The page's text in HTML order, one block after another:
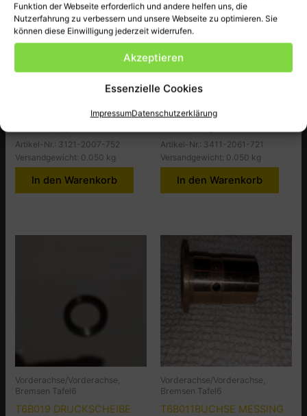
Funktion der Webseite erforderlich und andere helfen uns, die
Nutzerfahrung zu verbessern und unsere Webseite zu optimieren. Sie
können diese Einwilligung jederzeit widerrufen.
Akzeptieren
Essenzielle Cookies
ImpressumDatenschutzerklärung
Vorderachse/Vorderachse,
T6B003 GUMMIBUCHSE
Artikel-Nr.: 3121-2007-752
Versandgewicht: 0.050 kg
In den Warenkorb
T6B074
FEDERHALTEBLECH
4,10€
Artikel-Nr.: 3411-2061-721
Versandgewicht: 0.050 kg
In den Warenkorb
Vorderachse/Vorderachse,
Bremsen Tafel6
T6B019 DRUCKSCHEIBE
Vorderachse/Vorderachse,
Bremsen Tafel6
T6B011BUCHSE MESSING